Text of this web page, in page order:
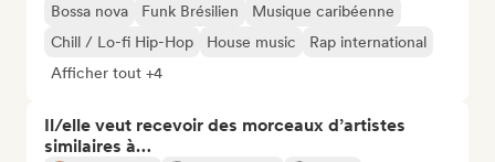
Bossa nova Funk Brésilien
Musique caribéenne
Chill / Lo-fi Hip-Hop
House music
Rap international
Afficher tout +4
Il/elle veut recevoir des morceaux d’artistes
similaires à…